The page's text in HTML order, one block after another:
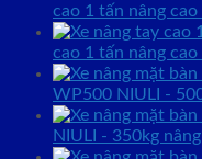
cao 1 tấn nâng
cao 1 tấn nâng
WP500 NIULI -
NIULI - 350kg